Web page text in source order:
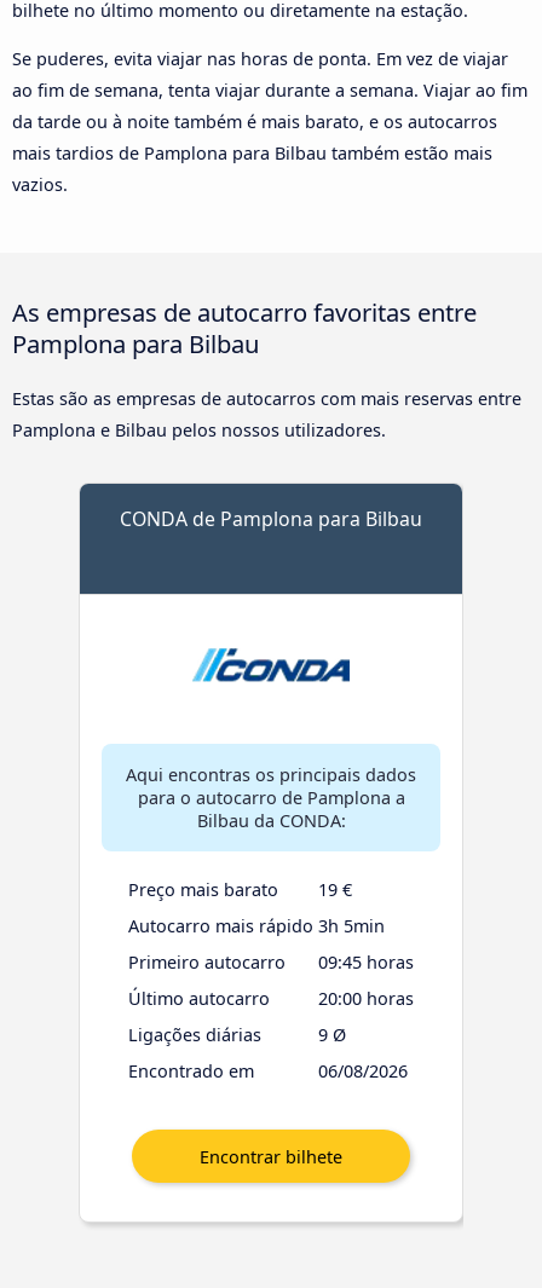
bilhete no último momento ou diretamente na estação.
Se puderes, evita viajar nas horas de ponta. Em vez de viajar
ao fim de semana, tenta viajar durante a semana. Viajar ao fim
da tarde ou à noite também é mais barato, e os autocarros
mais tardios de Pamplona para Bilbau também estão mais
vazios.
As empresas de autocarro favoritas entre
Pamplona para Bilbau
Estas são as empresas de autocarros com mais reservas entre
Pamplona e Bilbau pelos nossos utilizadores.
CONDA de Pamplona para Bilbau
Aqui encontras os principais dados
para o autocarro de Pamplona a
Bilbau da CONDA:
Preço mais barato
19 €
Autocarro mais rápido 3h 5min
Primeiro autocarro
09:45 horas
Último autocarro
20:00 horas
Ligações diárias
9 Ø
Encontrado em
06/08/2026